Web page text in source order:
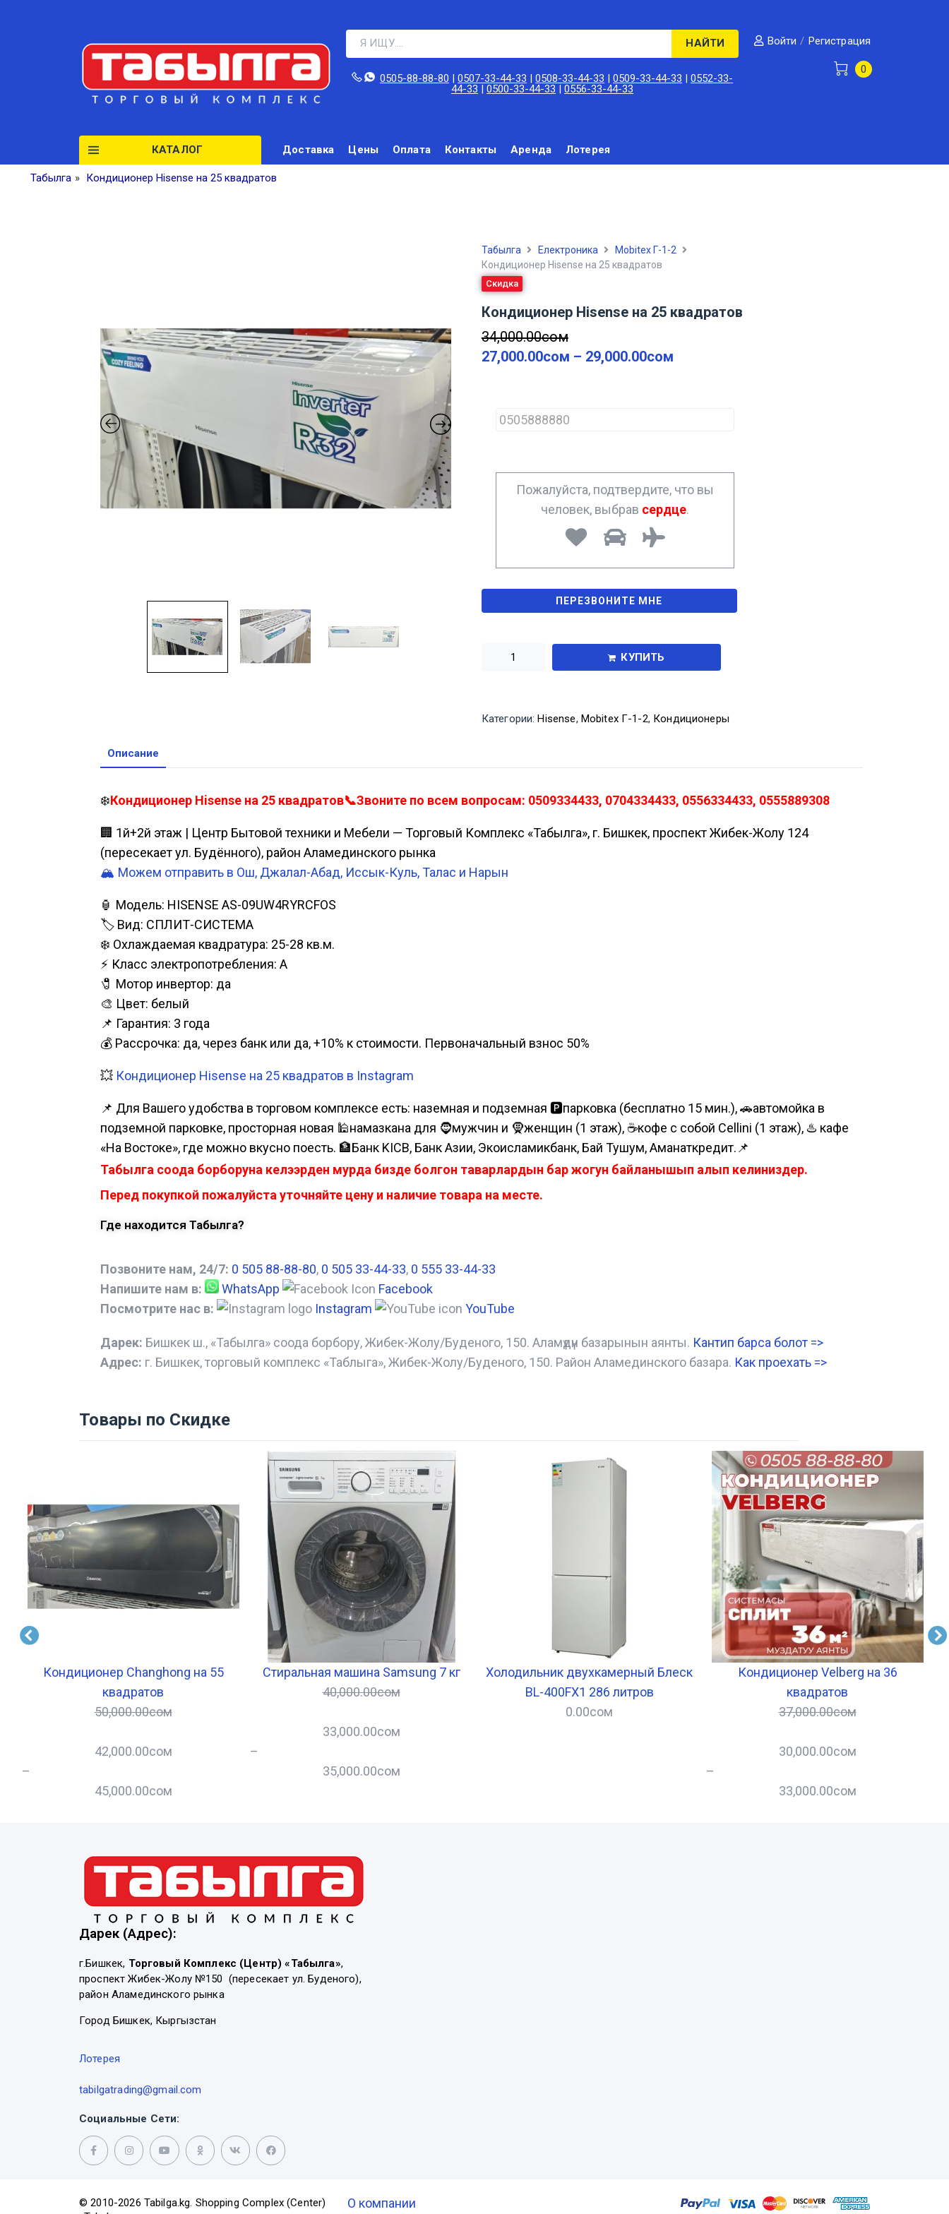
НАЙТИ
0505-88-88-80‬ |0507-33-44-33 |0508-33-44-33 |0509-33-44-33 |0552-33-
44-33 |0500-33-44-33 |0556-33-44-33
Войти / Регистрация
0
КАТАЛОГ Доставка Цены Оплата Контакты Аренда Лотерея
Табылга » Кондиционер Hisense на 25 квадратов
Табылга Електроника
Mobitex Г-1-2
Кондиционер Hisense на 25 квадратов
Скидка
Кондиционер Hisense на 25 квадратов
34,000.00сом
27,000.00сом – 29,000.00сом
h
Пожалуйста, подтвердите, что вы
человек, выбрав сердце.
КУПИТЬ
Категории: Hisense, Mobitex Г-1-2, Кондиционеры
Описание
❄️Кондиционер Hisense на 25 квадратов📞Звоните по всем вопросам: 0509334433, 0704334433, 0556334433, 0555889308
🏢 1й+2й этаж | Центр Бытовой техники и Мебели — Торговый Комплекс «Табылга», г. Бишкек, проспект Жибек-Жолу 124
(пересекает ул. Будённого), район Аламединского рынка
🏔️ Можем отправить в Ош, Джалал-Абад, Иссык-Куль, Талас и Нарын
🏮 Модель: HISENSE AS-09UW4RYRCFOS
🏷️ Вид: СПЛИТ-СИСТЕМА
❄️ Охлаждаемая квадратура: 25-28 кв.м.
⚡ Класс электропотребления: А
🧷 Мотор инвертор: да
🎨 Цвет: белый
📌 Гарантия: 3 года
💰 Рассрочка: да, через банк или да, +10% к стоимости. Первоначальный взнос 50%
💥 Кондиционер Hisense на 25 квадратов в Instagram
📌 Для Вашего удобства в торговом комплексе есть: наземная и подземная 🅿парковка (бесплатно 15 мин.), 🚗автомойка в
подземной парковке, просторная новая 🕌намазкана для 🧔мужчин и 🧕женщин (1 этаж), ☕кофе с собой Cellini (1 этаж), ♨️ кафе
«На Востоке», где можно вкусно поесть. 🏦Банк KICB, Банк Азии, Экоисламикбанк, Бай Тушум, Аманаткредит.📌
Табылга соода борборуна келээрден мурда бизде болгон таварлардын бар жогун байланышып алып келиниздер.
Перед покупкой пожалуйста уточняйте цену и наличие товара на месте.
Где находится Табылга?
Позвоните нам, 24/7: 0 505 88-88-80, 0 505 33-44-33, 0 555 33-44-33
Напишите нам в:
WhatsApp
Facebook
Посмотрите нас в:
Instagram YouTube
Дарек: Бишкек ш., «Табылга» соода борбору, Жибек-Жолу/Буденого, 150. Аламүдүн базарынын аянты. Кантип барса болот =>
Адрес: г. Бишкек, торговый комплекс «Таблыга», Жибек-Жолу/Буденого, 150. Район Аламединского базара. Как проехать =>
Товары по Скидке
Кондиционер Changhong на 55
квадратов
50,000.00сом
42,000.00сом
–
45,000.00сом
Стиральная машина Samsung 7 кг
40,000.00сом
33,000.00сом
–
35,000.00сом
Холодильник двухкамерный Блеск
BL-400FX1 286 литров
0.00сом
Кондиционер Velberg на 36
квадратов
37,000.00сом
30,000.00сом
–
33,000.00сом
Дарек (Адрес):
г.Бишкек, Торговый Комплекс (Центр) «Табылга»,
проспект Жибек-Жолу №150 (пересекает ул. Буденого),
район Аламединского рынка
Город Бишкек, Кыргызстан
Лотерея
tabilgatrading@gmail.com
Социальные Сети:
© 2010-2026 Tabilga.kg. Shopping Complex (Center)
О компании